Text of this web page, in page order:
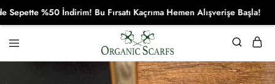
Organikscarf
%50 İndirim! Bu Fırsatı Kaçrıma Hemen Alışverişe Başla!